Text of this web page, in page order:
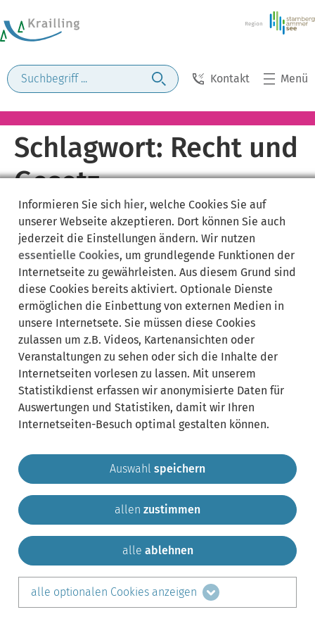
Kontakt Menü
Schlagwort: Recht und
Gesetz
Gemeinde Krailling Impressum
Sitemap
Kontakt
teilen auf:
LinkedIn
Informieren Sie sich hier, welche Cookies Sie auf
unserer Webseite akzeptieren. Dort können Sie auch
jederzeit die Einstellungen ändern. Wir nutzen
essentielle Cookies, um grundlegende Funktionen der
Internetseite zu gewährleisten. Aus diesem Grund sind
diese Cookies bereits aktiviert. Optionale Dienste
ermöglichen die Einbettung von externen Medien in
unsere Internetsete. Sie müssen diese Cookies
zulassen um z.B. Videos, Kartenansichten oder
Veranstaltungen zu sehen oder sich die Inhalte der
Internetseiten vorlesen zu lassen. Mit unserem
Statistikdienst erfassen wir anonymisierte Daten für
Auswertungen und Statistiken, damit wir Ihren
Internetseiten-Besuch optimal gestalten können.
Auswahl speichern
allen zustimmen
alle ablehnen
alle optionalen Cookies anzeigen